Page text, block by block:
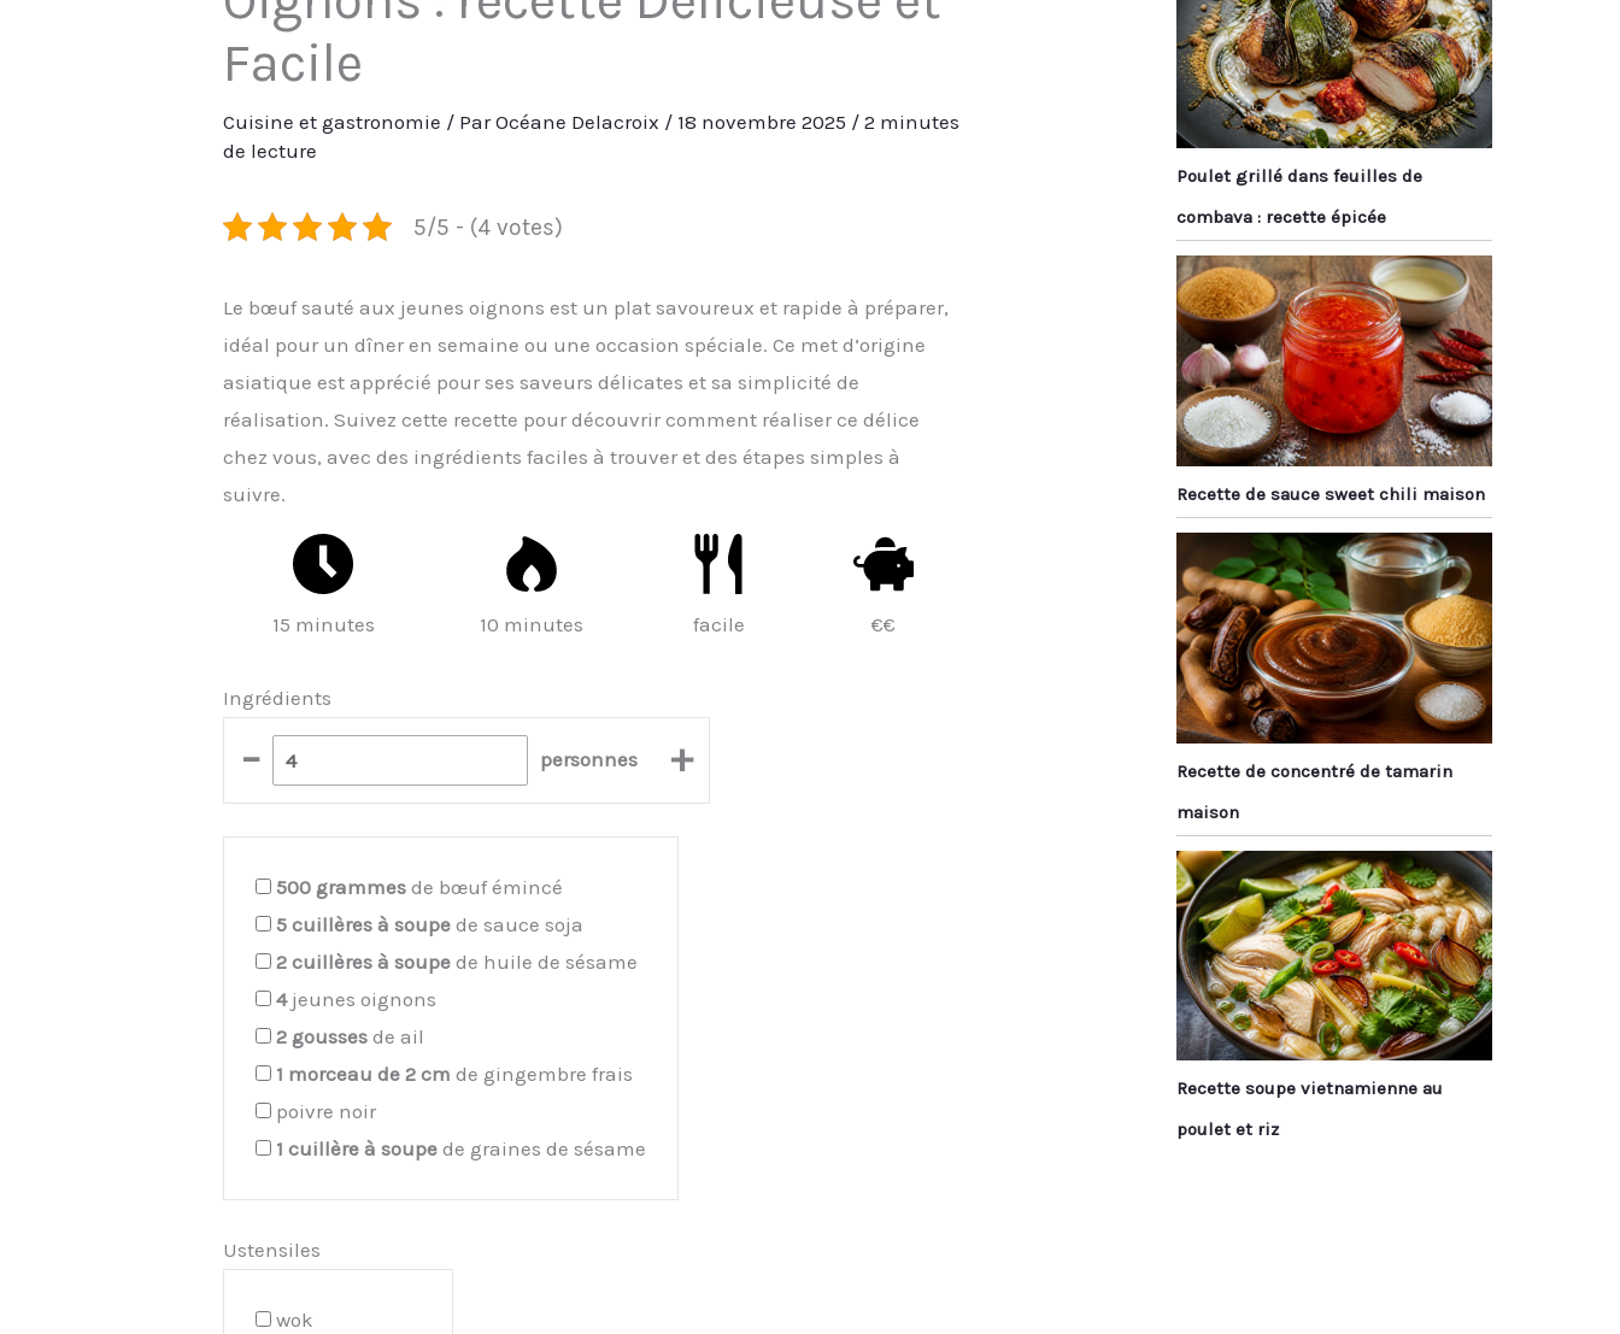
Facile
Cuisine et gastronomie / ParOcéane Delacroix / 18 novembre 2025 /2 minutes
de lecture
5/5 - (4 votes)
Le bœuf sauté aux jeunes oignons est un plat savoureux et rapide à préparer,
idéal pour un dîner en semaine ou une occasion spéciale. Ce met d’origine
asiatique est apprécié pour ses saveurs délicates et sa simplicité de
réalisation. Suivez cette recette pour découvrir comment réaliser ce délice
chez vous, avec des ingrédients faciles à trouver et des étapes simples à
suivre.
15 minutes 10 minutes facile €€
Ingrédients
– personnes +
500 grammes de bœuf émincé
5 cuillères à soupe de sauce soja
2 cuillères à soupe de huile de sésame
4jeunes oignons
2 gousses de ail
1 morceau de 2 cm de gingembre frais
poivre noir
1 cuillère à soupe de graines de sésame
Ustensiles
wok
Poulet grillé dans feuilles de
combava : recette épicée
Recette de sauce sweet chili maison
Recette de concentré de tamarin
maison
Recette soupe vietnamienne au
poulet et riz